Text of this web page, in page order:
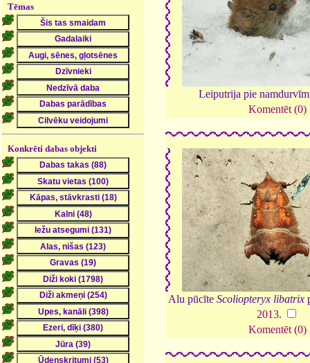
Tēmas
Konkrēti dabas objekti
Leiputrija pie
Komentēt (0)
Alu pūcīteScoliopteryx libatrix
2013.
Komentēt (0)